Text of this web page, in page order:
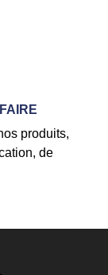
produits,
de